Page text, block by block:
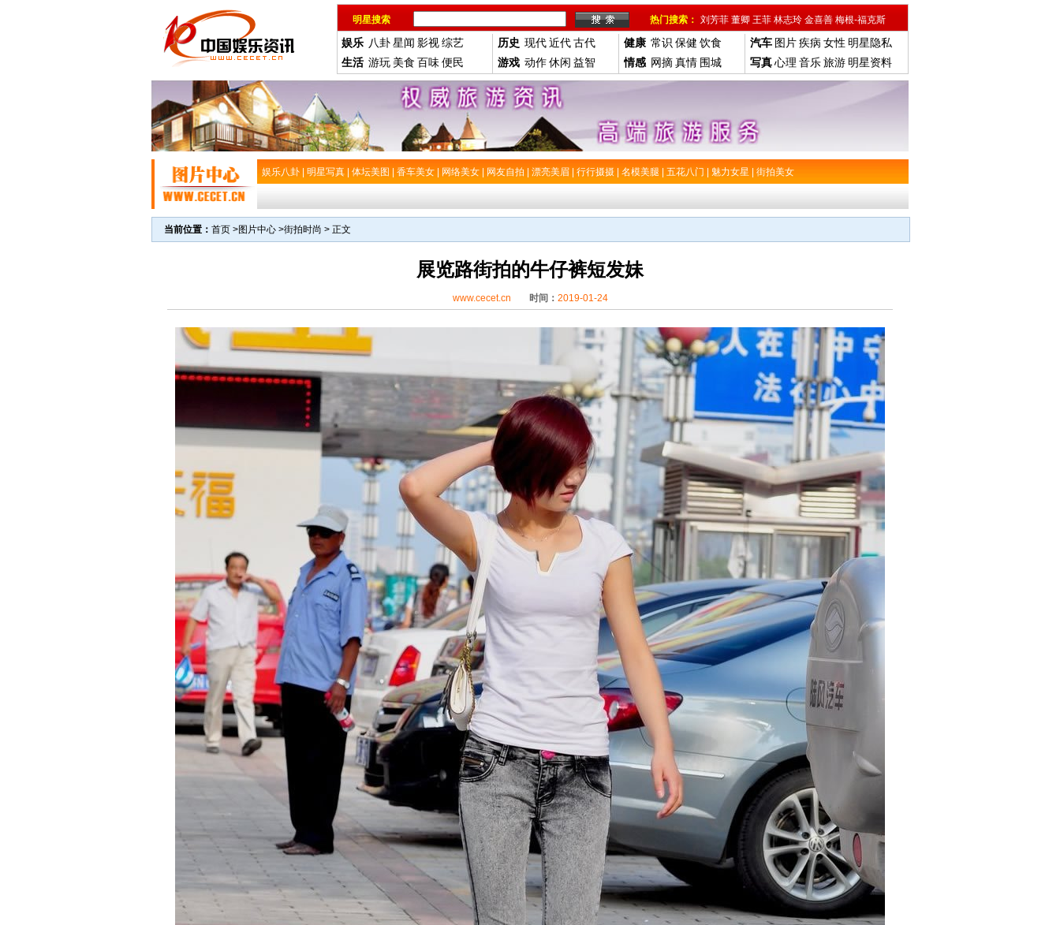
明星搜索 热门搜索： 刘芳菲 董卿 王菲 林志玲 金喜善 梅根-福克斯
娱乐 八卦星闻 影视综艺
生活 游玩 美食 百味便民
历史 现代近代古代
游戏 动作休闲 益智
健康 常识 保健 饮食
情感 网摘真情 围城
汽车 图片疾病 女性 明星隐私
写真心理 音乐旅游 明星资料
娱乐八卦 明星写真 体坛美图 香车美女 网络美女 网友自拍 漂亮美眉 行行摄摄 名模美腿 五花八门 魅力女星 街拍美女
当前位置： 首页 >图片中心 >街拍时尚 > 正文
展览路街拍的牛仔裤短发妹
www.cecet.cn 时间： 2019-01-24